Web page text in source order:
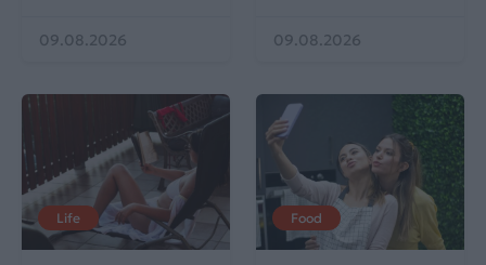
09.08.2026 09.08.2026
Life Food